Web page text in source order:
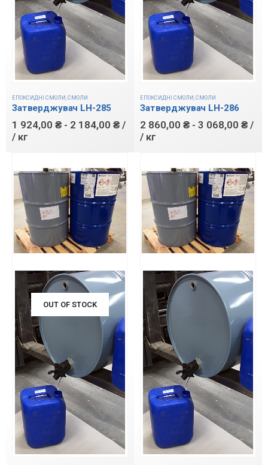
ЕПОКСИДНІ СМОЛИ,СМОЛИ
Затверджувач LH-285
1 924,00 ₴ - 2 184,00 ₴ /
/ кг
ЕПОКСИДНІ СМОЛИ,СМОЛИ
Затверджувач LH-286
2 860,00 ₴ - 3 068,00 ₴ /
/ кг
OUT OF STOCK